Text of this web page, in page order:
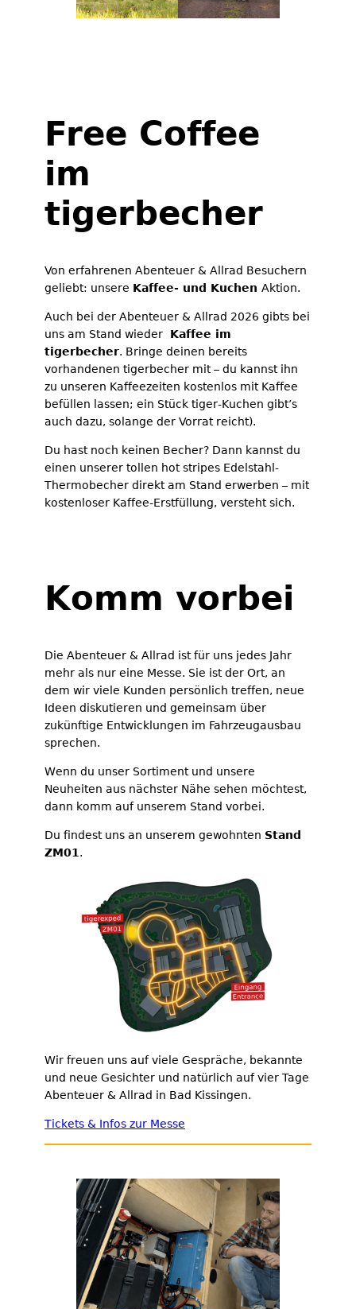
Free Coffee
im
tigerbecher
Von erfahrenen Abenteuer & Allrad Besuchern
geliebt: unsere Kaffee- und Kuchen Aktion.
Auch bei der Abenteuer & Allrad 2026 gibts bei
uns am Stand wieder Kaffee im
tigerbecher. Bringe deinen bereits
vorhandenen tigerbecher mit – du kannst ihn
zu unseren Kaffeezeiten kostenlos mit Kaffee
befüllen lassen; ein Stück tiger-Kuchen gibt’s
auch dazu, solange der Vorrat reicht).
Du hast noch keinen Becher? Dann kannst du
einen unserer tollen hot stripes Edelstahl-
Thermobecher direkt am Stand erwerben – mit
kostenloser Kaffee-Erstfüllung, versteht sich.
Komm vorbei
Die Abenteuer & Allrad ist für uns jedes Jahr
mehr als nur eine Messe. Sie ist der Ort, an
dem wir viele Kunden persönlich treffen, neue
Ideen diskutieren und gemeinsam über
zukünftige Entwicklungen im Fahrzeugausbau
sprechen.
Wenn du unser Sortiment und unsere
Neuheiten aus nächster Nähe sehen möchtest,
dann komm auf unserem Stand vorbei.
Du findest uns an unserem gewohnten Stand
ZM01.
Wir freuen uns auf viele Gespräche, bekannte
und neue Gesichter und natürlich auf vier Tage
Abenteuer & Allrad in Bad Kissingen.
Tickets & Infos zur Messe